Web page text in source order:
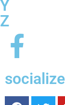
Y
Z
socialize